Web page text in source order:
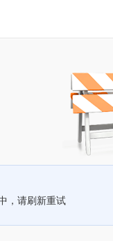
，请刷新重试